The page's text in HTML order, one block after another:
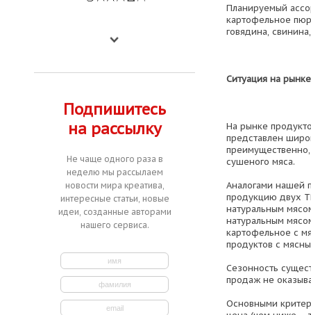
Подпишитесь
на рассылку
Не чаще одного раза в
неделю мы рассылаем
новости мира креатива,
интересные статьи, новые
идеи, созданные авторами
нашего сервиса.
Планируемый
картофельное
говядина,
Ситуация на
На рынке
представлен
преимущественно,
сушеного мяса.
Аналогами нашей
продукцию двух
натуральным
натуральным
картофельное с
продуктов с
Сезонность
продаж не
Основными